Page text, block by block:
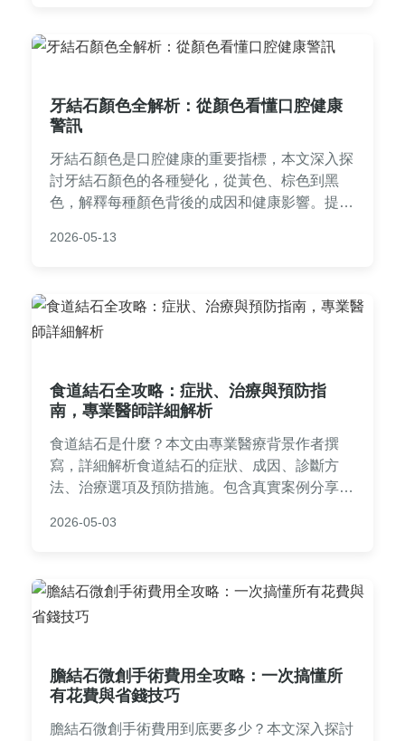
牙結石顏色全解析：從顏色看懂口腔健康
警訊
牙結石顏色是口腔健康的重要指標，本文深入探
討牙結石顏色的各種變化，從黃色、棕色到黑
色，解釋每種顏色背後的成因和健康影響。提供
建議，並回答常見問題如牙結石顏色變黑怎麼
2026-05-13
食道結石全攻略：症狀、治療與預防指
南，專業醫師詳細解析
食道結石是什麼？本文由專業醫療背景作者撰
寫，詳細解析食道結石的症狀、成因、診斷方
法、治療選項及預防措施。包含真實案例分享和
用建議，避免復發。內容基於醫學知識，確保資
2026-05-03
膽結石微創手術費用全攻略：一次搞懂所
有花費與省錢技巧
膽結石微創手術費用到底要多少？本文深入探討